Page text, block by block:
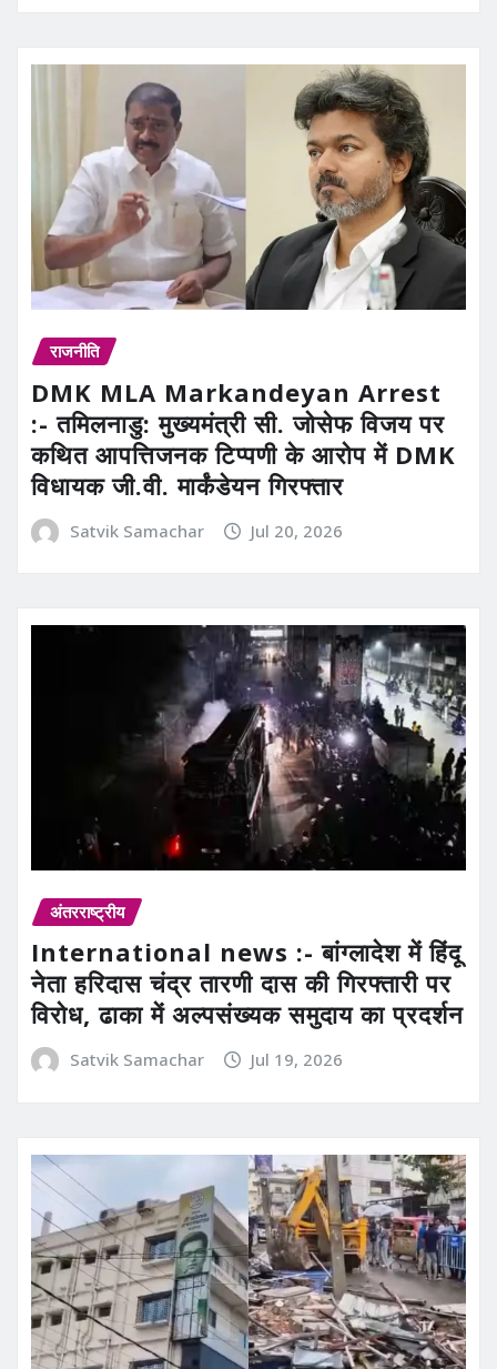
राजनीति
DMK MLA Markandeyan Arrest
:- तमिलनाडु: मुख्यमंत्री सी. जोसेफ विजय पर
कथित आपत्तिजनक टिप्पणी के आरोप में DMK
विधायक जी.वी. मार्कंडेयन गिरफ्तार
Satvik Samachar Jul 20, 2026
अंतरराष्ट्रीय
International news :- बांग्लादेश में हिंदू
नेता हरिदास चंद्र तारणी दास की गिरफ्तारी पर
विरोध, ढाका में अल्पसंख्यक समुदाय का प्रदर्शन
Satvik Samachar Jul 19, 2026